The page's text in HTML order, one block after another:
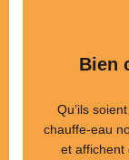
Bien
Qu’ils
chauffe-eau
et affichent